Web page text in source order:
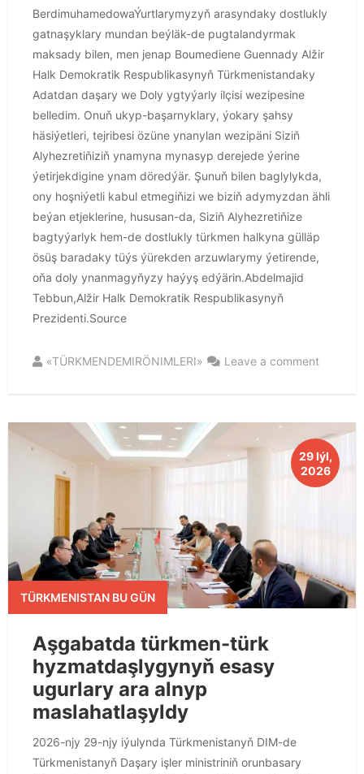
BerdimuhamedowaÝurtlarymyzyň arasyndaky dostlukly
gatnaşyklary mundan beýläk-de pugtalandyrmak
maksady bilen, men jenap Boumediene Guennady Alžir
Halk Demokratik Respublikasynyň Türkmenistandaky
Adatdan daşary we Doly ygtyýarly ilçisi wezipesine
belledim. Onuň ukyp-başarnyklary, ýokary şahsy
häsiýetleri, tejribesi özüne ynanylan wezipäni Siziň
Alyhezretiňiziň ynamyna mynasyp derejede ýerine
ýetirjekdigine ynam döredýär. Şunuň bilen baglylykda,
ony hoşniýetli kabul etmegiňizi we biziň adymyzdan ähli
beýan etjeklerine, hususan-da, Siziň Alyhezretiňize
bagtyýarlyk hem-de dostlukly türkmen halkyna gülläp
ösüş baradaky tüýs ýürekden arzuwlarymy ýetirende,
oňa doly ynanmagyňyzy haýyş edýärin.Abdelmajid
Tebbun,Alžir Halk Demokratik Respublikasynyň
Prezidenti.Source
«TÜRKMENDEMIRÖNIMLERI» Leave a comment
29 Iýl,
2026
TÜRKMENISTAN BU GÜN
Aşgabatda türkmen-türk
hyzmatdaşlygynyň esasy
ugurlary ara alnyp
maslahatlaşyldy
2026-njy 29-njy iýulynda Türkmenistanyň DIM-de
Türkmenistanyň Daşary işler ministriniň orunbasary